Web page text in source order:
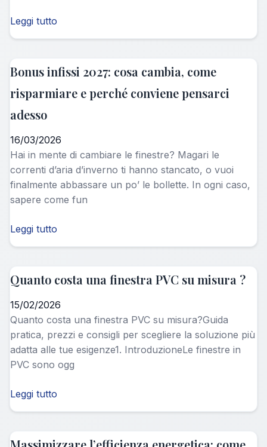
Leggi tutto
Bonus infissi 2027: cosa cambia, come
risparmiare e perché conviene pensarci
adesso
16/03/2026
Hai in mente di cambiare le finestre? Magari le
correnti d’aria d’inverno ti hanno stancato, o vuoi
finalmente abbassare un po’ le bollette. In ogni caso,
sapere come fun
Leggi tutto
Quanto costa una finestra PVC su misura ?
15/02/2026
Quanto costa una finestra PVC su misura?Guida
pratica, prezzi e consigli per scegliere la soluzione più
adatta alle tue esigenze1. IntroduzioneLe finestre in
PVC sono ogg
Leggi tutto